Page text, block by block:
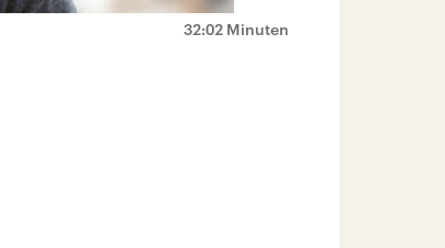
32:02 Minuten